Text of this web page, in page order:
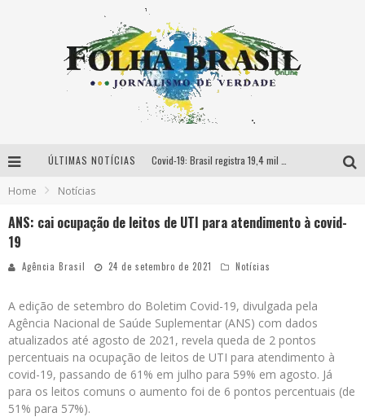
ÚLTIMAS NOTÍCIAS
Dólar aproxima-se de R$ 5,35 com preocupações sobre China
Home Notícias
ANS: cai ocupação de leitos de UTI para atendimento à covid-
19
Agência Brasil 24 de setembro de 2021 Notícias
A edição de setembro do Boletim Covid-19, divulgada pela
Agência Nacional de Saúde Suplementar (ANS) com dados
atualizados até agosto de 2021, revela queda de 2 pontos
percentuais na ocupação de leitos de UTI para atendimento à
covid-19, passando de 61% em julho para 59% em agosto. Já
para os leitos comuns o aumento foi de 6 pontos percentuais (de
51% para 57%).